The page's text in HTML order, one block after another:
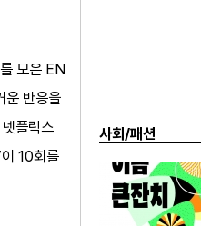
모은 EN
운 반응을
플릭스
10회를
사회/패션